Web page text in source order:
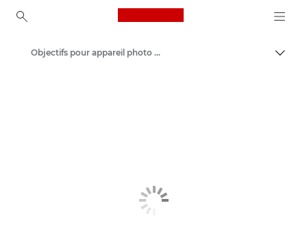
Canon Logo, back to
Objectifs pour appareil photo Canon